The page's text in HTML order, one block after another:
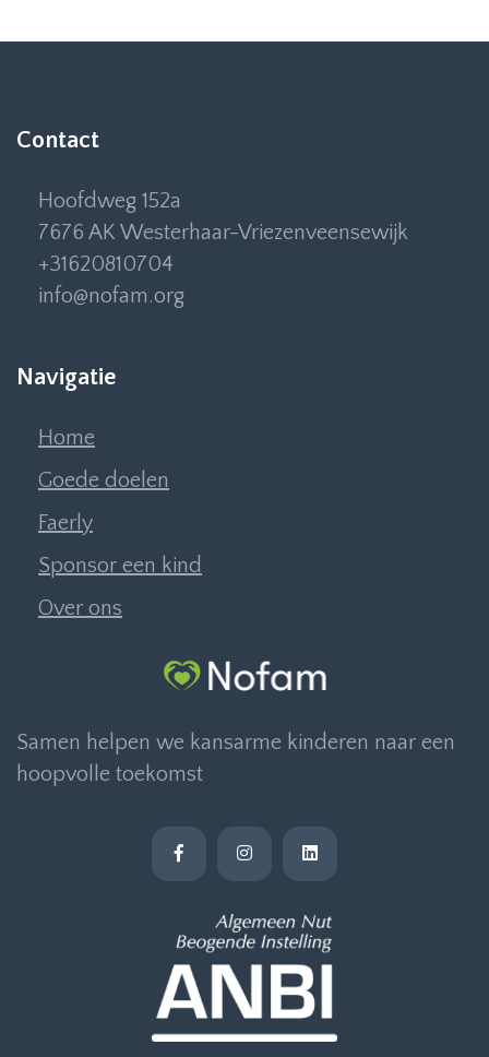
Contact
Hoofdweg 152a
7676 AK Westerhaar-Vriezenveensewijk
+31620810704
info@nofam.org
Navigatie
Home
Goede doelen
Faerly
Sponsor een kind
Over ons
Samen helpen we kansarme kinderen naar een
hoopvolle toekomst